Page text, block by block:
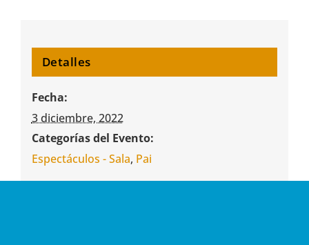
Detalles
Fecha:
3 diciembre, 2022
Categorías del Evento:
Espectáculos - Sala, Pai